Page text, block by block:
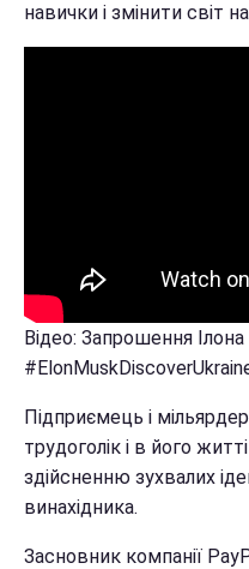
навички і змінити світ
Відео: Запрошення
Підприємець і
трудоголік і в його
здійсненню зухвалих
винахідника.
Засновник компанії